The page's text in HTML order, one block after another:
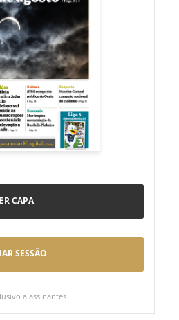
CAPA
SESSÃO
a assinantes